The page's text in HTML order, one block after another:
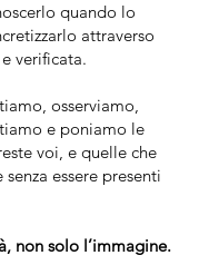
quando lo
attraverso
verificata.
osserviamo,
e poniamo le
voi, e quelle che
essere presenti
non solo l’immagine.